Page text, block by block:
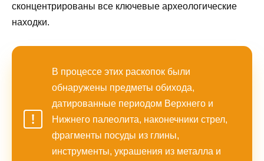
сконцентрированы все ключевые археологические
находки.
В процессе этих раскопок были
обнаружены предметы обихода,
датированные периодом Верхнего и
Нижнего палеолита, наконечники стрел,
фрагменты посуды из глины,
инструменты, украшения из металла и